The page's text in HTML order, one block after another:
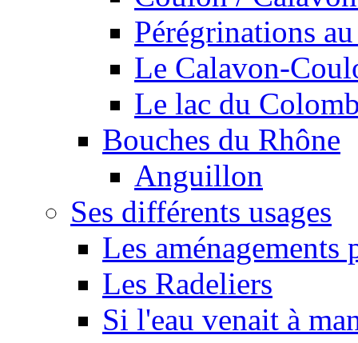
Pérégrinations
Le Calavon-
Le lac du
Bouches du Rhône
Anguillon
Ses différents usages
Les
Les Radeliers
Si l'eau venait à